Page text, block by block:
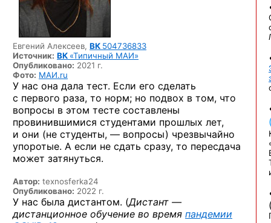
Евгений Алексеев, ВК 504736833
Источник: ВК «Типичный МАИ»
Опубликовано: 2021 г.
Фото: МАИ.ru
У нас она дала тест. Если его сделать
с первого раза, то норм; но подвох в том, что
вопросы в этом тесте составлены
провинившимися студентами прошлых лет,
и они (не студенты, — вопросы) чрезвычайно
упоротые. А если не сдать сразу, то пересдача
может затянуться.
Автор: texnosferka24
Опубликовано: 2022 г.
У нас была дистантом. (Дистант —
дистанционное обучение во время пандемии